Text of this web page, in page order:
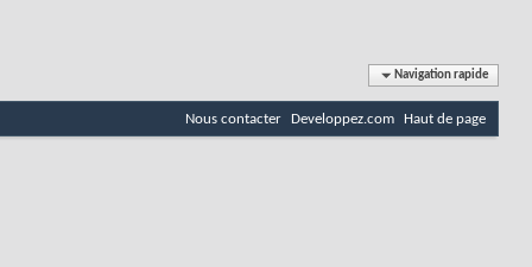
Navigation rapide
Nous contacter Developpez.com Haut de page